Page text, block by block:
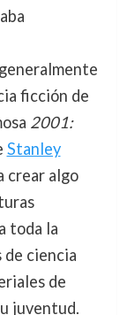
ficción de
2001:
Stanley
crear algo
toda la
de ciencia
de
juventud.